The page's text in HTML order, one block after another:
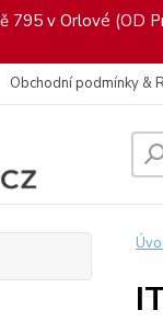
795 v Orlové (OD
Obchodní podmínky &